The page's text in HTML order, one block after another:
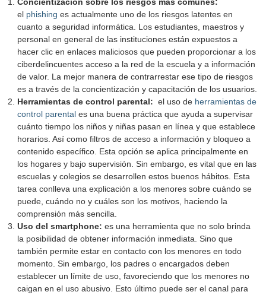
el phishing es actualmente uno de los riesgos latentes en
cuanto a seguridad informática. Los estudiantes, maestros y
personal en general de las instituciones están expuestos a
hacer clic en enlaces maliciosos que pueden proporcionar a los
ciberdelincuentes acceso a la red de la escuela y a información
de valor. La mejor manera de contrarrestar ese tipo de riesgos
es a través de la concientización y capacitación de los usuarios.
Herramientas de control parental: el uso de herramientas de
control parental es una buena práctica que ayuda a supervisar
cuánto tiempo los niños y niñas pasan en línea y que establece
horarios. Así como filtros de acceso a información y bloqueo a
contenido específico. Esta opción se aplica principalmente en
los hogares y bajo supervisión. Sin embargo, es vital que en las
escuelas y colegios se desarrollen estos buenos hábitos. Esta
tarea conlleva una explicación a los menores sobre cuándo se
puede, cuándo no y cuáles son los motivos, haciendo la
comprensión más sencilla.
Uso del smartphone: es una herramienta que no solo brinda
la posibilidad de obtener información inmediata. Sino que
también permite estar en contacto con los menores en todo
momento. Sin embargo, los padres o encargados deben
establecer un límite de uso, favoreciendo que los menores no
caigan en el uso abusivo. Esto último puede ser el canal para